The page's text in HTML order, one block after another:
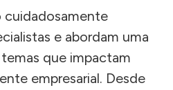
cuidadosamente
e abordam uma
que impactam
empresarial. Desde